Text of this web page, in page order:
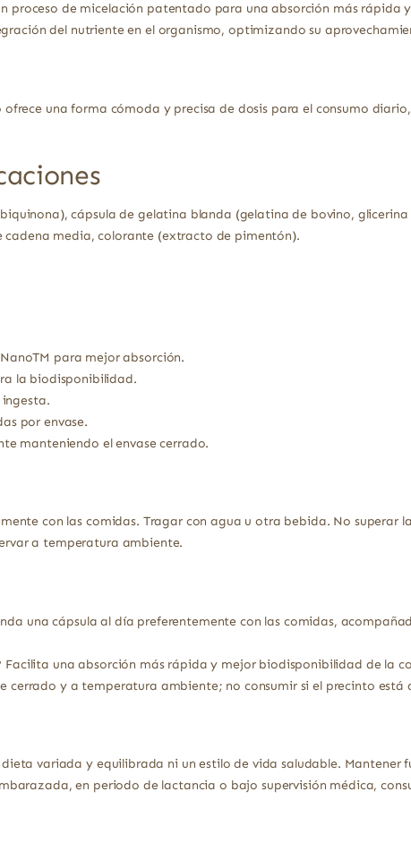
proceso de micelación patentado para una absorción más rápida
del nutriente en el organismo, optimizando su
ofrece una forma cómoda y precisa de dosis para el consumo
cápsula de gelatina blanda (gelatina de bovino,
media, colorante (extracto de pimentón).
para mejor absorción.
la biodisponibilidad.
por envase.
manteniendo el envase cerrado.
con las comidas. Tragar con agua u otra bebida. No superar
a temperatura ambiente.
una cápsula al día preferentemente con las comidas,
Facilita una absorción más rápida y mejor biodisponibilidad de la
cerrado y a temperatura ambiente; no consumir si el precinto está
variada y equilibrada ni un estilo de vida saludable. Mantener
en periodo de lactancia o bajo supervisión médica,